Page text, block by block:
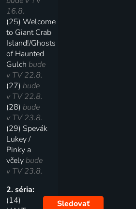
16.8.
(25) Welcome
to Giant Crab
Island!/Ghosts
of Haunted
Gulchbude
v TV 22.8.
(27)bude
v TV 22.8.
(28)bude
v TV 23.8.
(29) Spevák
Lukey /
Pinky a
včelybude
v TV 23.8.
2. séria:
(14)
Sledovať